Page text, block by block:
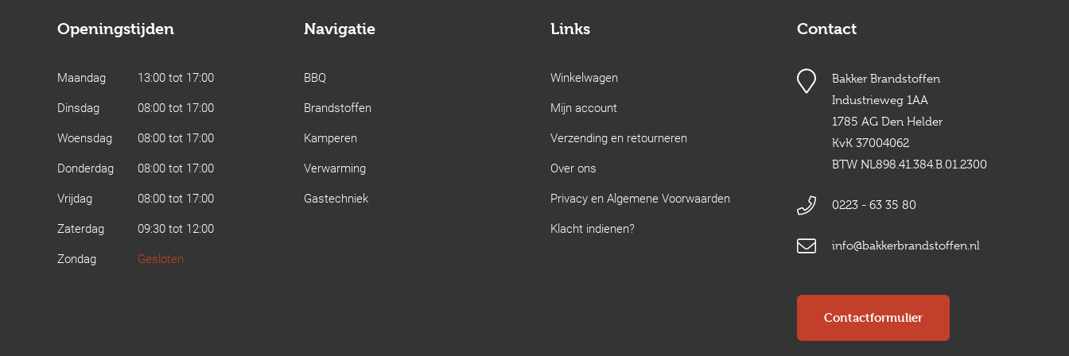
Openingstijden
Maandag
13:00 tot 17:00
Dinsdag
08:00 tot 17:00
Woensdag
08:00 tot 17:00
Donderdag
08:00 tot 17:00
Vrijdag
08:00 tot 17:00
Zaterdag
09:30 tot 12:00
Zondag
Gesloten
Navigatie
BBQ
Brandstoffen
Kamperen
Verwarming
Gastechniek
Links
Winkelwagen
Mijn account
Verzending en retourneren
Over ons
Privacy en Algemene Voorwaarden
Klacht indienen?
Contact
Bakker Brandstoffen
Industrieweg 1AA
1785 AG Den Helder
KvK 37004062
BTW NL898.41.384.B.01.2300
0223 - 63 35 80
info@bakkerbrandstoffen.nl
Contactformulier